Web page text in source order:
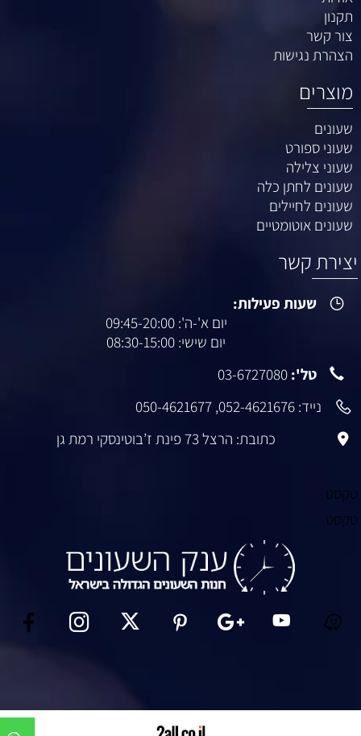
תקנון
צור קשר
הצהרת נגישות
מוצרים
שעונים
שעוני ספורט
שעוני צלילה
שעונים לחתן כלה
שעונים לחיילים
שעונים אוטומטיים
יצירת קשר
שעות פעילות:
יום א'-ה': 09:45-20:00
יום שישי: 08:30-15:00
טל': 03-6727080
נייד:052-4621676
,
050-4621677
כתובת: הרצל 73 פינת ז’בוטינסקי רמת גן
טקסט
טקסט